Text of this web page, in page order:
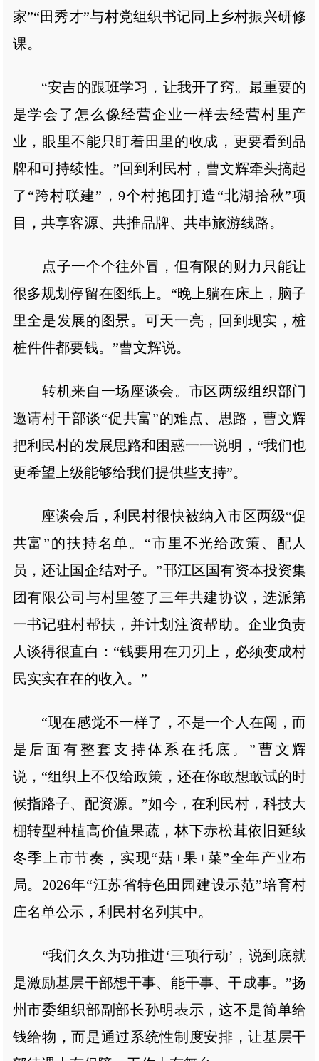
家”“田秀才”与村党组织书记同上乡村振兴研修
课。
“安吉的跟班学习，让我开了窍。最重要的
是学会了怎么像经营企业一样去经营村里产
业，眼里不能只盯着田里的收成，更要看到品
牌和可持续性。”回到利民村，曹文辉牵头搞起
了“跨村联建”，9个村抱团打造“北湖拾秋”项
目，共享客源、共推品牌、共串旅游线路。
点子一个个往外冒，但有限的财力只能让
很多规划停留在图纸上。“晚上躺在床上，脑子
里全是发展的图景。可天一亮，回到现实，桩
桩件件都要钱。”曹文辉说。
转机来自一场座谈会。市区两级组织部门
邀请村干部谈“促共富”的难点、思路，曹文辉
把利民村的发展思路和困惑一一说明，“我们也
更希望上级能够给我们提供些支持”。
座谈会后，利民村很快被纳入市区两级“促
共富”的扶持名单。“市里不光给政策、配人
员，还让国企结对子。”邗江区国有资本投资集
团有限公司与村里签了三年共建协议，选派第
一书记驻村帮扶，并计划注资帮助。企业负责
人谈得很直白：“钱要用在刀刃上，必须变成村
民实实在在的收入。”
“现在感觉不一样了，不是一个人在闯，而
是后面有整套支持体系在托底。”曹文辉
说，“组织上不仅给政策，还在你敢想敢试的时
候指路子、配资源。”如今，在利民村，科技大
棚转型种植高价值果蔬，林下赤松茸依旧延续
冬季上市节奏，实现“菇+果+菜”全年产业布
局。2026年“江苏省特色田园建设示范”培育村
庄名单公示，利民村名列其中。
“我们久久为功推进‘三项行动’，说到底就
是激励基层干部想干事、能干事、干成事。”扬
州市委组织部副部长孙明表示，这不是简单给
钱给物，而是通过系统性制度安排，让基层干